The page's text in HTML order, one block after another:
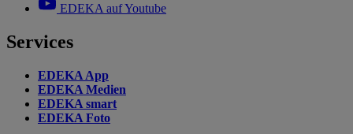
EDEKA auf Youtube
Services
EDEKA App
EDEKA Medien
EDEKA smart
EDEKA Foto